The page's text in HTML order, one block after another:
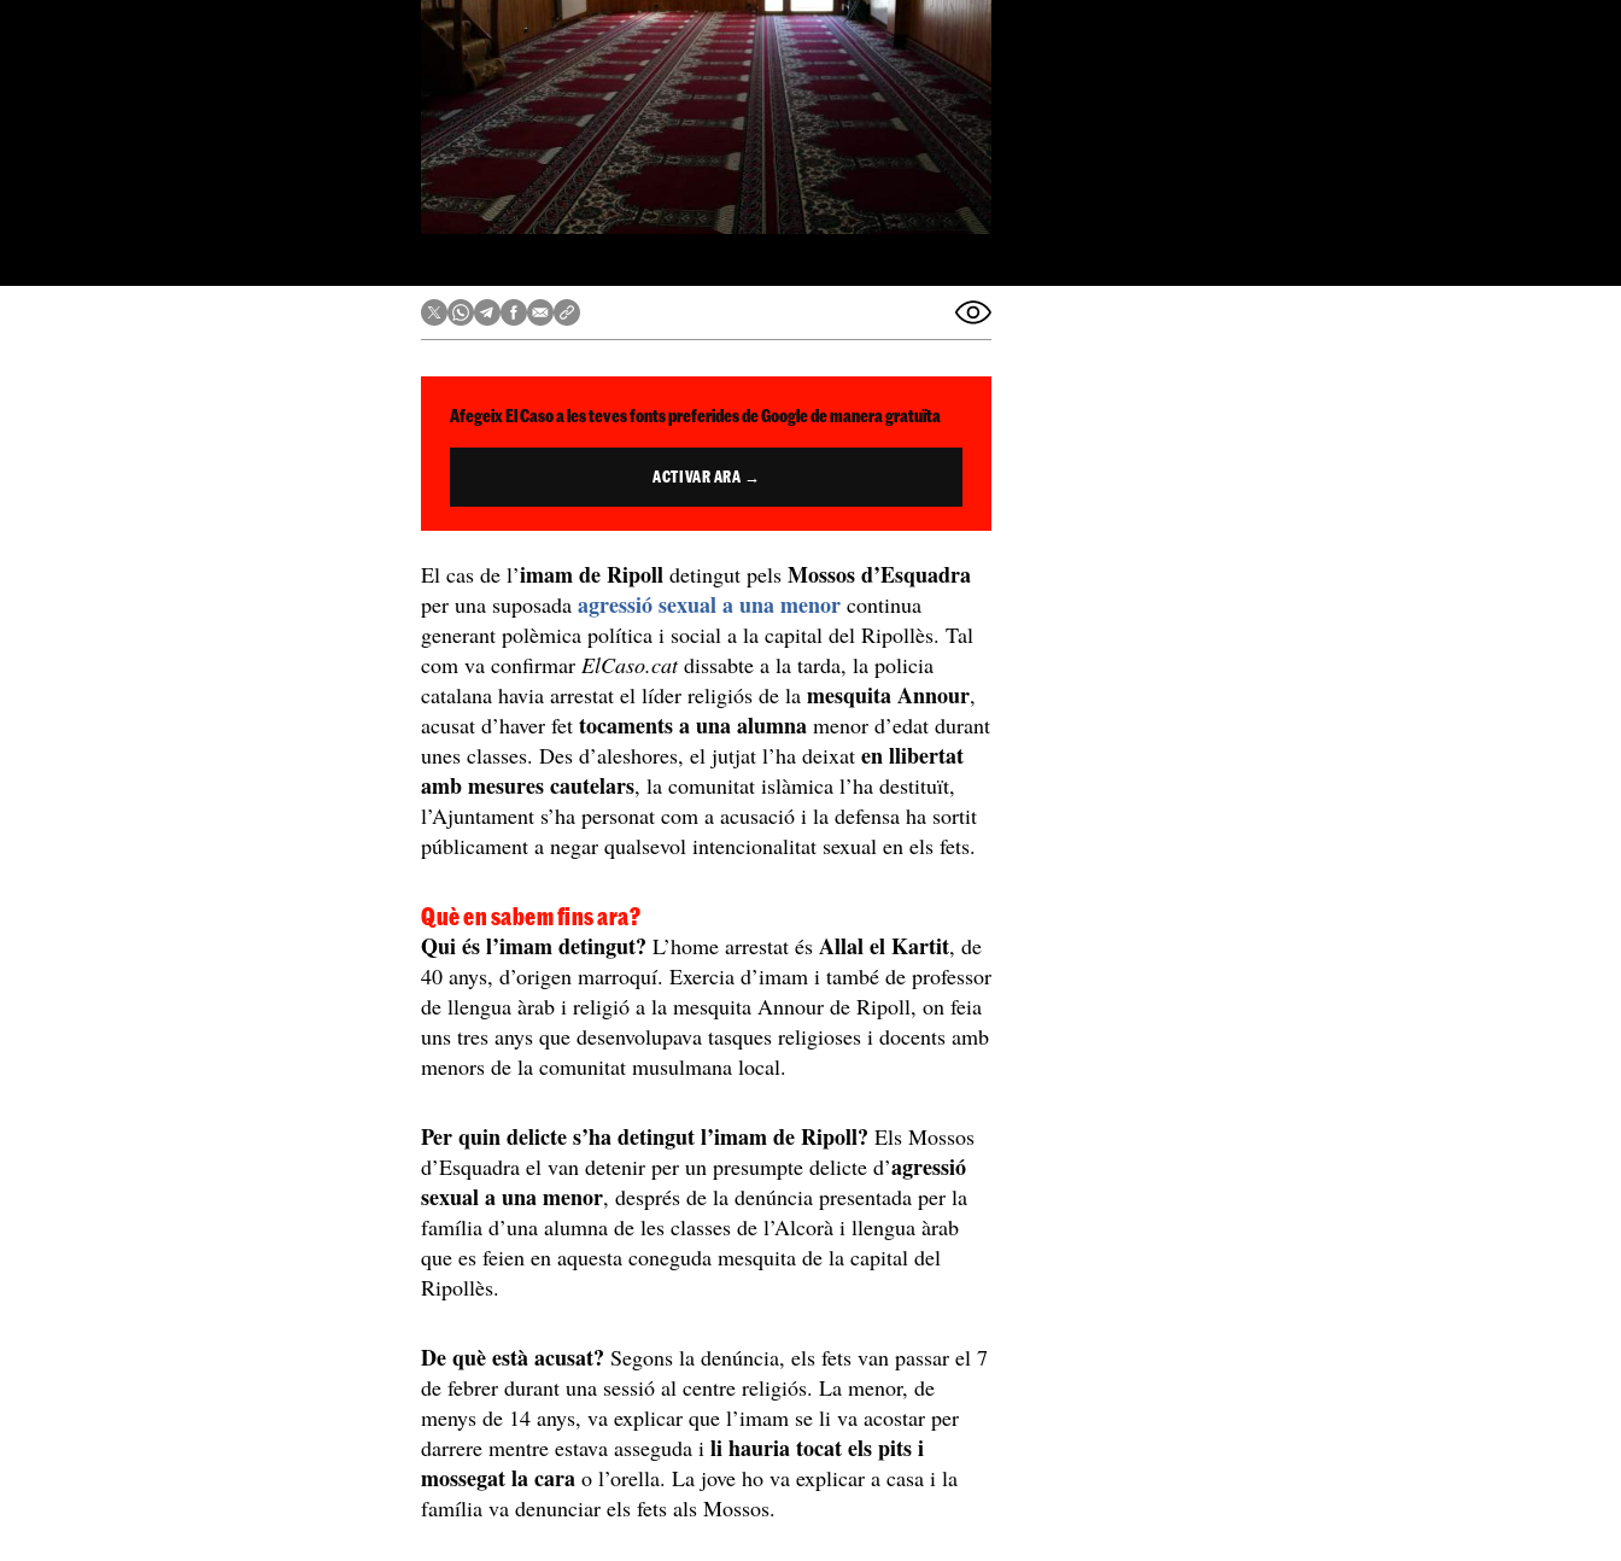
Afegeix El Caso a les teves fonts preferides de Google de manera gratuïta
ACTIVAR ARA →
El cas de l’imam de Ripoll detingut pelsMossos d’Esquadra
per una suposada agressió sexual a una menor continua
generant polèmica política i social a la capital del Ripollès. Tal
com va confirmarElCaso.catdissabte a la tarda, la policia
catalana havia arrestat el líder religiós de lamesquita Annour,
acusat d’haver fettocaments a una alumna menor d’edat durant
unes classes. Des d’aleshores, el jutjat l’ha deixaten llibertat
amb mesures cautelars, la comunitat islàmica l’ha destituït,
l’Ajuntament s’ha personat com a acusació i la defensa ha sortit
públicament a negar qualsevol intencionalitat sexual en els fets.
Què en sabem fins ara?
Qui és l’imam detingut? L’home arrestat ésAllal el Kartit, de
40 anys, d’origen marroquí. Exercia d’imam i també de professor
de llengua àrab i religió a la mesquita Annour de Ripoll, on feia
uns tres anys que desenvolupava tasques religioses i docents amb
menors de la comunitat musulmana local.
Per quin delicte s’ha detingut l’imam de Ripoll? Els Mossos
d’Esquadra el van detenir per un presumpte delicte d’agressió
sexual a una menor, després de la denúncia presentada per la
família d’una alumna de les classes de l’Alcorà i llengua àrab
que es feien en aquesta coneguda mesquita de la capital del
Ripollès.
De què està acusat? Segons la denúncia, els fets van passar el 7
de febrer durant una sessió al centre religiós. La menor, de
menys de 14 anys, va explicar que l’imam se li va acostar per
darrere mentre estava asseguda ili hauria tocat els pits i
mossegat la cara o l’orella. La jove ho va explicar a casa i la
família va denunciar els fets als Mossos.